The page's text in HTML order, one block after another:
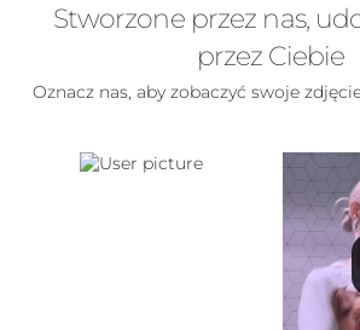
Stworzone przez nas,
przez Ciebie
Oznacz nas, aby zobaczyć swoje